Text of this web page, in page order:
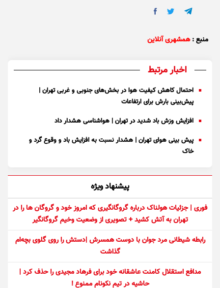
منبع : همشهری آنلاین
اخبار مرتبط
احتمال کاهش کیفیت هوا در بخش‌های جنوبی و غربی تهران |
پیش‌بینی بارش برای ارتفاعات
افزایش وزش باد شدید در تهران | هواشناسی هشدار داد
پیش بینی هوای تهران | هشدار نسبت به افزایش باد و وقوع گرد و
خاک
پیشنهاد ویژه
فوری | جزئیات هولناک درباره گروگانگیری که امروز خود و گروگان ها را در
تهران به آتش کشید + تصویری از وضعیت وخیم گروگانگیر
رابطه شیطانی مرد جوان با دوست همسرش |دستش را روی گلوی بچه‌ام
گذاشت
مدافع استقلال کامنت عاشقانه خود برای فرهاد مجیدی را حذف کرد |
حاشیه در تیم نکونام ممنوع !